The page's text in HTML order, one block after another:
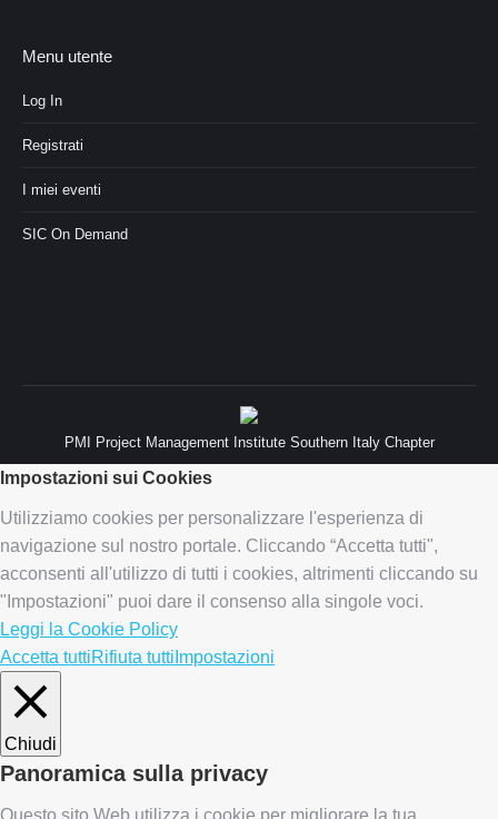
Menu utente
Log In
Registrati
I miei eventi
SIC On Demand
PMI Project Management Institute Southern Italy Chapter
Impostazioni sui Cookies
Utilizziamo cookies per personalizzare l'esperienza di
navigazione sul nostro portale. Cliccando “Accetta tutti",
acconsenti all'utilizzo di tutti i cookies, altrimenti cliccando su
"Impostazioni" puoi dare il consenso alla singole voci.
Leggi la Cookie Policy
Accetta tuttiRifiuta tutti Impostazioni
Chiudi
Panoramica sulla privacy
Questo sito Web utilizza i cookie per migliorare la tua